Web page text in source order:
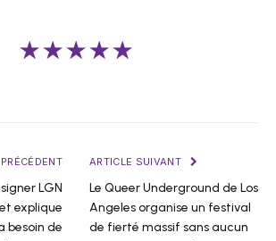
★★★★★
LGN
explique
besoin de
ARTICLE SUIVANT
Le Queer Underground de Los
Angeles organise un festival
de fierté massif sans aucun